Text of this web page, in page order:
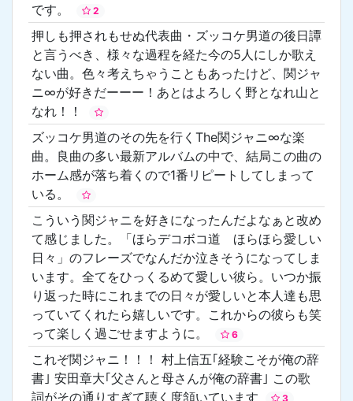
です。
2
押しも押されもせぬ代表曲・ズッコケ男道の後日譚
と言うべき、様々な過程を経た今の5人にしか歌え
ない曲。色々考えちゃうこともあったけど、関ジャ
ニ∞が好きだーーー！あとはよろしく野となれ山と
なれ！！
ズッコケ男道のその先を行くThe関ジャニ∞な楽
曲。良曲の多い最新アルバムの中で、結局この曲の
ホーム感が落ち着くので1番リピートしてしまって
いる。
こういう関ジャニを好きになったんだよなぁと改め
て感じました。「ほらデコボコ道 ほらほら愛しい
日々」のフレーズでなんだか泣きそうになってしま
います。全てをひっくるめて愛しい彼ら。いつか振
り返った時にこれまでの日々が愛しいと本人達も思
っていてくれたら嬉しいです。これからの彼らも笑
って楽しく過ごせますように。
6
これぞ関ジャニ！！！ 村上信五｢経験こそが俺の辞
書｣ 安田章大｢父さんと母さんが俺の辞書｣ この歌
詞がその通りすぎて聴く度頷いています
3